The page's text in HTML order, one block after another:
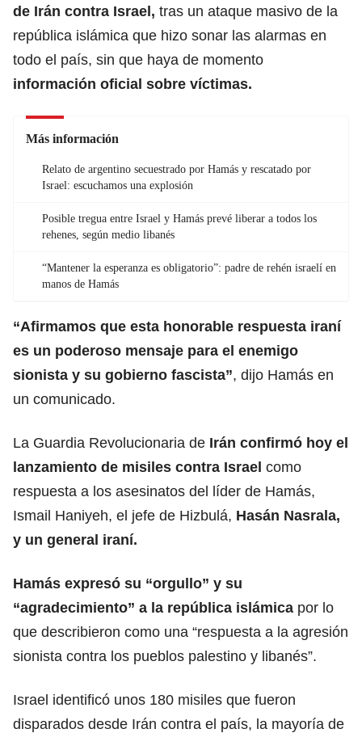
de Irán contra Israel, tras un ataque masivo de la
república islámica que hizo sonar las alarmas en
todo el país, sin que haya de momento
información oficial sobre víctimas.
Más información
Relato de argentino secuestrado por Hamás y rescatado por
Israel: escuchamos una explosión
Posible tregua entre Israel y Hamás prevé liberar a todos los
rehenes, según medio libanés
“Mantener la esperanza es obligatorio”: padre de rehén israelí en
manos de Hamás
“Afirmamos que esta honorable respuesta iraní
es un poderoso mensaje para el enemigo
sionista y su gobierno fascista”, dijo Hamás en
un comunicado.
La Guardia Revolucionaria de Irán confirmó hoy el
lanzamiento de misiles contra Israel como
respuesta a los asesinatos del líder de Hamás,
Ismail Haniyeh, el jefe de Hizbulá, Hasán Nasrala,
y un general iraní.
Hamás expresó su “orgullo” y su
“agradecimiento” a la república islámica por lo
que describieron como una “respuesta a la agresión
sionista contra los pueblos palestino y libanés”.
Israel identificó unos 180 misiles que fueron
disparados desde Irán contra el país, la mayoría de